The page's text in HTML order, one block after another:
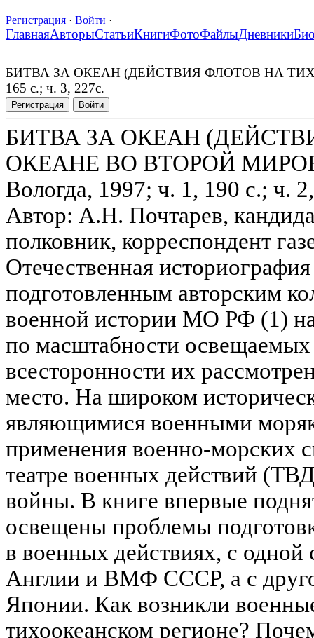
Регистрация · Войти ·
ГлавнаяАвторыСтатьиКнигиФотоФайлыДневники
БИТВА ЗА ОКЕАН (ДЕЙСТВИЯ ФЛОТОВ НА
165 с.; ч. 3, 227с.
Регистрация Войти
БИТВА ЗА ОКЕАН
ОКЕАНЕ ВО ВТОРОЙ
Вологда, 1997; ч. 1, 190 с.; ч.
Автор: А.Н. Почтарев,
полковник, корреспондент
Отечественная
подготовленным авторским
военной истории МО РФ (1)
по масштабности
всесторонности их
место. На широком
являющимися военными
применения военно-морских
театре военных действий
войны. В книге впервые
освещены проблемы
в военных действиях, с
Англии и ВМФ СССР, а с
Японии. Как возникли
тихоокеанском регионе?